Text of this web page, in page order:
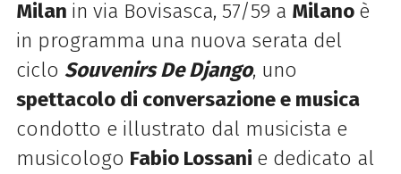
Milan in via Bovisasca, 57/59 a Milano è
in programma una nuova serata del
ciclo Souvenirs De Django, uno
spettacolo di conversazione e musica
condotto e illustrato dal musicista e
musicologo Fabio Lossani e dedicato al